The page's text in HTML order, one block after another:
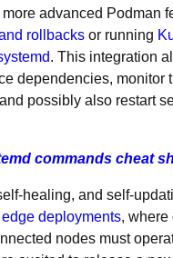
advanced Podman
rollbacks or running
. This integration
dependencies, monitor
possibly also restart
commands cheat
healing, and self-
edge deployments, where
nodes must